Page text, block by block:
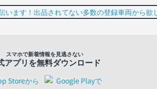
スマホで新着情報を見逃さない
アプリを無料ダウンロード